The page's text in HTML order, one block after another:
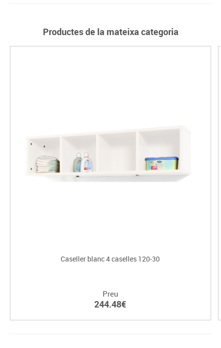
Productes de la mateixa categoria
Caseller blanc 4 caselles 120-30
Preu
244.48€